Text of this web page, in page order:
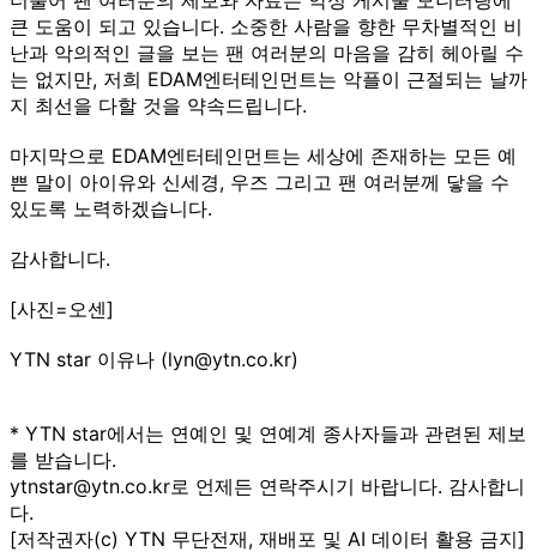
큰 도움이 되고 있습니다. 소중한 사람을 향한 무차별적인 비
난과 악의적인 글을 보는 팬 여러분의 마음을 감히 헤아릴 수
는 없지만, 저희 EDAM엔터테인먼트는 악플이 근절되는 날까
지 최선을 다할 것을 약속드립니다.
마지막으로 EDAM엔터테인먼트는 세상에 존재하는 모든 예
쁜 말이 아이유와 신세경, 우즈 그리고 팬 여러분께 닿을 수
있도록 노력하겠습니다.
감사합니다.
[사진=오센]
YTN star 이유나 (lyn@ytn.co.kr)
* YTN star에서는 연예인 및 연예계 종사자들과 관련된 제보
를 받습니다.
ytnstar@ytn.co.kr로 언제든 연락주시기 바랍니다. 감사합니
다.
[저작권자(c) YTN 무단전재, 재배포 및 AI 데이터 활용 금지]